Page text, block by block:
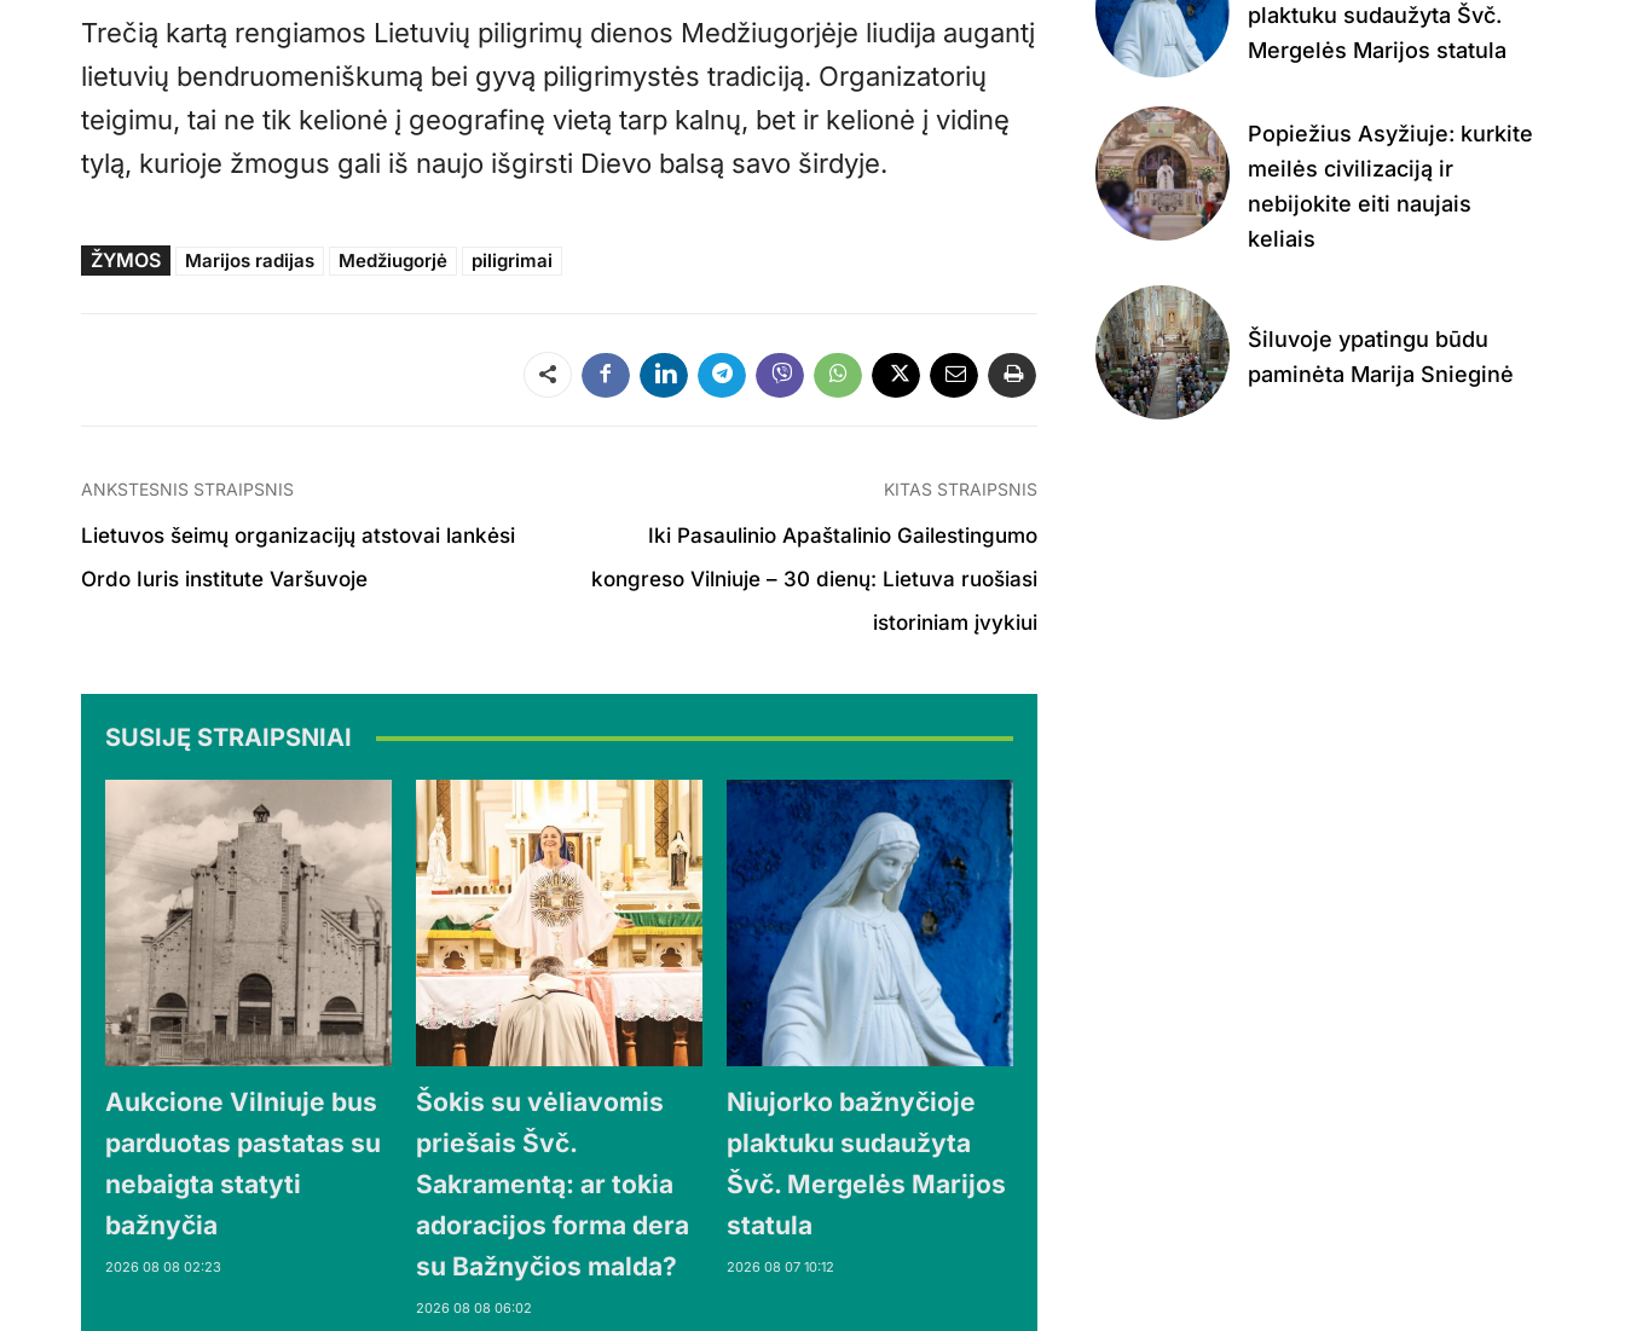
Trečią kartą rengiamos Lietuvių piligrimų dienos Medžiugorjėje liudija augantį
lietuvių bendruomeniškumą bei gyvą piligrimystės tradiciją. Organizatorių
teigimu, tai ne tik kelionė į geografinę vietą tarp kalnų, bet ir kelionė į vidinę
tylą, kurioje žmogus gali iš naujo išgirsti Dievo balsą savo širdyje.
ŽYMOS Marijos radijas Medžiugorjė piligrimai
Dalintis
ANKSTESNIS STRAIPSNIS
Lietuvos šeimų organizacijų atstovai lankėsi
Ordo Iuris institute Varšuvoje
KITAS STRAIPSNIS
Iki Pasaulinio Apaštalinio Gailestingumo
kongreso Vilniuje – 30 dienų: Lietuva ruošiasi
istoriniam įvykiui
SUSIJĘ STRAIPSNIAI
Aukcione Vilniuje bus
parduotas pastatas su
nebaigta statyti
bažnyčia
2026 08 08 02:23
Šokis su vėliavomis
priešais Švč.
Sakramentą: ar tokia
adoracijos forma dera
su Bažnyčios malda?
2026 08 08 06:02
Niujorko bažnyčioje
plaktuku sudaužyta
Švč. Mergelės Marijos
statula
2026 08 07 10:12
plaktuku sudaužyta Švč.
Mergelės Marijos statula
Popiežius Asyžiuje: kurkite
meilės civilizaciją ir
nebijokite eiti naujais
keliais
Šiluvoje ypatingu būdu
paminėta Marija Snieginė